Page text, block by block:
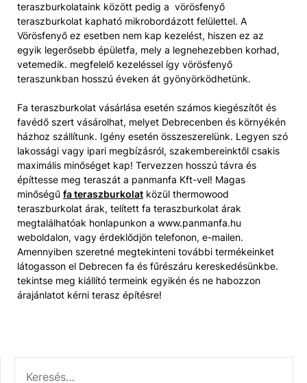
teraszburkolataink között pedig a vörösfenyő
teraszburkolat kapható mikrobordázott felülettel. A
Vörösfenyő ez esetben nem kap kezelést, hiszen ez az
egyik legerősebb épületfa, mely a legnehezebben korhad,
vetemedik. megfelelő kezeléssel így vörösfenyő
teraszunkban hosszú éveken át gyönyörködhetünk.
Fa teraszburkolat vásárlása esetén számos kiegészítőt és
favédő szert vásárolhat, melyet Debrecenben és környékén
házhoz szállítunk. Igény esetén összeszerelünk. Legyen szó
lakossági vagy ipari megbízásról, szakembereinktől csakis
maximális minőséget kap! Tervezzen hosszú távra és
építtesse meg teraszát a panmanfa Kft-vel! Magas
minőségű fa teraszburkolat közül thermowood
teraszburkolat árak, telített fa teraszburkolat árak
megtalálhatóak honlapunkon a www.panmanfa.hu
weboldalon, vagy érdeklődjön telefonon, e-mailen.
Amennyiben szeretné megtekinteni további termékeinket
látogasson el Debrecen fa és fűrészáru kereskedésünkbe.
tekintse meg kiállító termeink egyikén és ne habozzon
árajánlatot kérni terasz építésre!